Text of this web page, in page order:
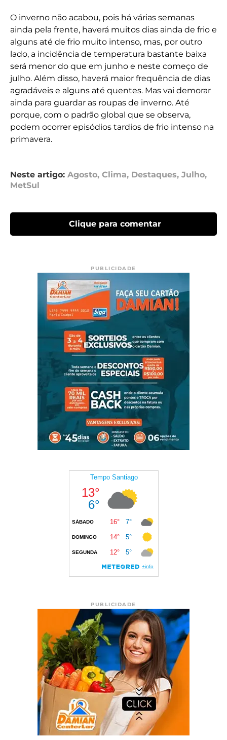
O inverno não acabou, pois há várias semanas
ainda pela frente, haverá muitos dias ainda de frio e
alguns até de frio muito intenso, mas, por outro
lado, a incidência de temperatura bastante baixa
será menor do que em junho e neste começo de
julho. Além disso, haverá maior frequência de dias
agradáveis e alguns até quentes. Mas vai demorar
ainda para guardar as roupas de inverno. Até
porque, com o padrão global que se observa,
podem ocorrer episódios tardios de frio intenso na
primavera.
Neste artigo: Agosto, Clima, Destaques, Julho,
MetSul
Clique para comentar
PUBLICIDADE
PUBLICIDADE